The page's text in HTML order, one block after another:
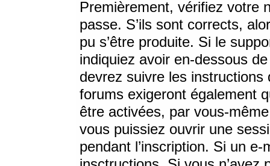
Premièrement, vérifiez votre
passe. S’ils sont corrects,
pu s’être produite. Si le
indiquiez avoir en-dessous
devrez suivre les
forums exigeront également
être activées, par vous-
vous puissiez ouvrir une
pendant l’inscription. Si un